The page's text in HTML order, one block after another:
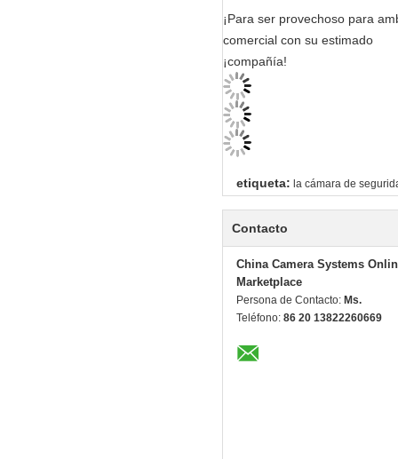
¡Para ser provechoso para
comercial con su estimado
¡compañía!
etiqueta: la cámara de
Contacto
China Camera Systems
Marketplace
Persona de Contacto: Ms.
Teléfono: 86 20 13822260669